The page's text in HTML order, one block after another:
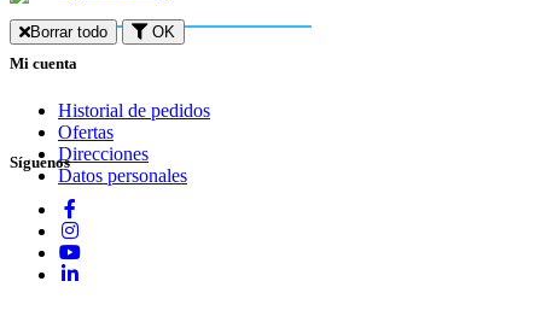
Borrar todo
OK
Mi cuenta
Historial de pedidos
Ofertas
Direcciones
Datos personales
Síguenos